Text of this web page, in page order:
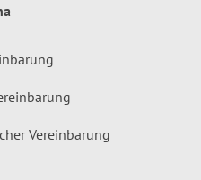
Vereinbarung